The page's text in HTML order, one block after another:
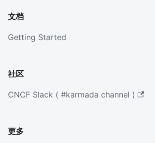
文档
Getting Started
社区
CNCF Slack ( #karmada channel )
更多